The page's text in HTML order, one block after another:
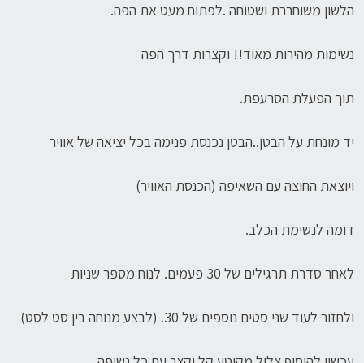
הלשון משוחררת ושטוחה .לפתוח מעט את הפה.
נשימות מהירות מאוד!! וקצרות דרך הפה
תוך הפעלת הסרעפת.
יד מונחת על הבטן..הבטן נכנסת פנימה בכל יציאה של אוויר
ויוצאת החוצה עם השאיפה (הכנסת האוויר)
דומה לנשימת הכלב.
לאחר סדרת תרגילים של 30 פעמים. לנוח מספר שניות
ולחזור לעוד שני סטים נוספים של 30. (לבצע מנוחה בין סט לסט)